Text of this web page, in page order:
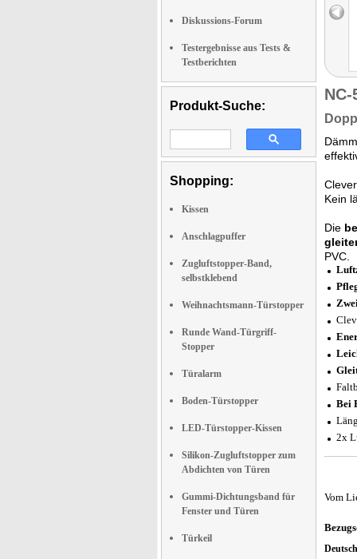
Diskussions-Forum
Testergebnisse aus Tests &
Testberichten
Produkt-Suche:
Shopping:
Kissen
Anschlagpuffer
Zugluftstopper-Band,
selbstklebend
Weihnachtsmann-Türstopper
Runde Wand-Türgriff-
Stopper
Türalarm
Boden-Türstopper
LED-Türstopper-Kissen
Silikon-Zugluftstopper zum
Abdichten von Türen
Gummi-Dichtungsband für
Fenster und Türen
Türkeil
Kein
Die
PVC.
Bei
2x
Vom